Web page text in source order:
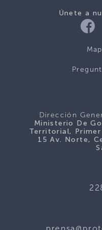
Únete a
Dirección
Ministerio De
Territorial,
15 Av. Norte,